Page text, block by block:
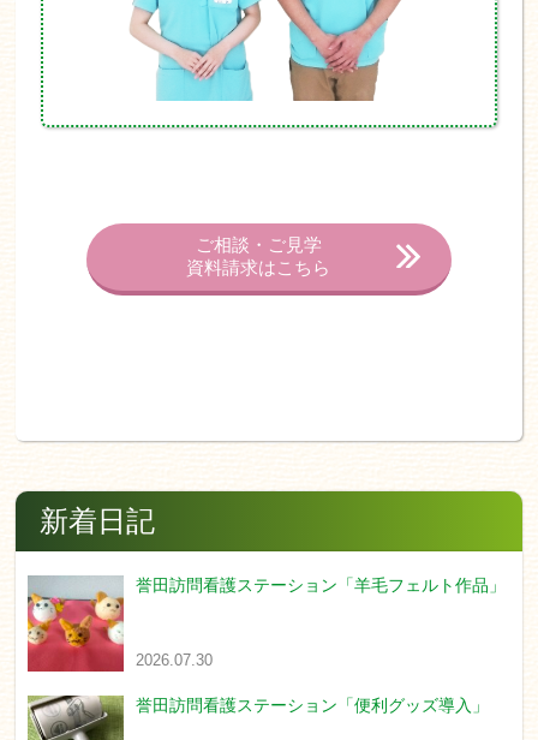
ご相談・ご見学
資料請求はこちら
新着日記
誉田訪問看護ステーション「羊毛フェルト作品」
2026.07.30
誉田訪問看護ステーション「便利グッズ導入」